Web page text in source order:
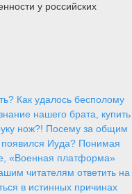
у российских
Как удалось бесполому
нашего брата, купить
нож?! Посему за общим
Иуда? Понимая
«Военная платформа»
читателям ответить на
в истинных причинах